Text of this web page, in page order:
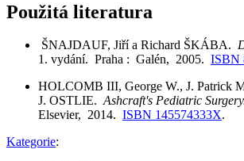
Použitá literatura
ŠNAJDAUF, Jiří a Richard ŠKÁBA.
1. vydání. Praha : Galén, 2005. ISBN
HOLCOMB III, George W., J. Patrick
J. OSTLIE.Ashcraft's Pediatric
Elsevier, 2014. ISBN 145574333X.
Kategorie: